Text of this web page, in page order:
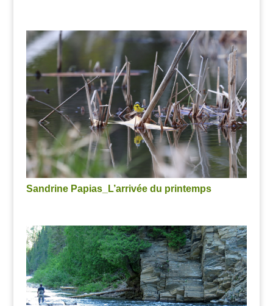
Sandrine Papias_L’arrivée du printemps